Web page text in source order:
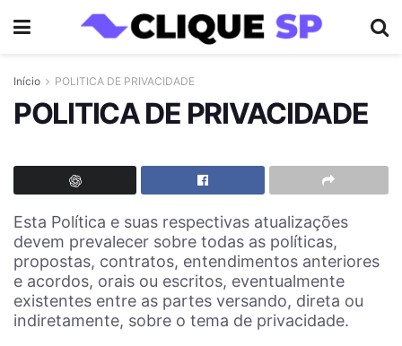
Início POLITICA DE PRIVACIDADE
POLITICA DE PRIVACIDADE
Esta Política e suas respectivas atualizações
devem prevalecer sobre todas as políticas,
propostas, contratos, entendimentos anteriores
e acordos, orais ou escritos, eventualmente
existentes entre as partes versando, direta ou
indiretamente, sobre o tema de privacidade.